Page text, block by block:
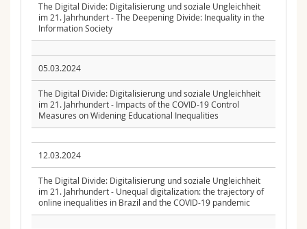
The Digital Divide: Digitalisierung und soziale Ungleichheit
im 21. Jahrhundert - The Deepening Divide: Inequality in the
Information Society
05.03.2024
The Digital Divide: Digitalisierung und soziale Ungleichheit
im 21. Jahrhundert - Impacts of the COVID-19 Control
Measures on Widening Educational Inequalities
12.03.2024
The Digital Divide: Digitalisierung und soziale Ungleichheit
im 21. Jahrhundert - Unequal digitalization: the trajectory of
online inequalities in Brazil and the COVID-19 pandemic